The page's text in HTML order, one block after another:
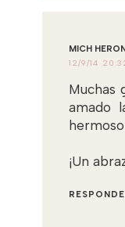
MICH
12/9/14
Muchas
amado
¡Un